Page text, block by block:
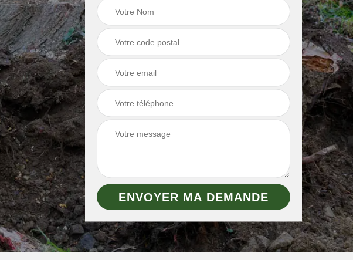
Dessouchage arbre
et haie 80
Entreprise abattage
Entreprise de
jardinage 80